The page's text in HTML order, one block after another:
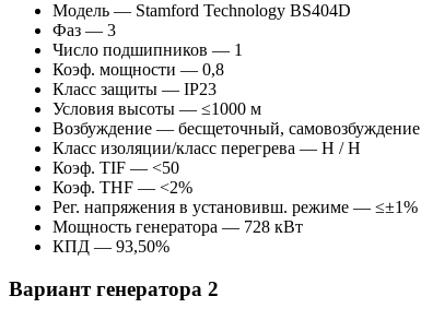
Модель — Stamford Technology BS404D
Фаз — 3
Число подшипников — 1
Коэф. мощности — 0,8
Класс защиты — IP23
Условия высоты — ≤1000 м
Возбуждение — бесщеточный, самовозбуждение
Класс изоляции/класс перегрева — H / H
Коэф. TIF — <50
Коэф. THF — <2%
Рег. напряжения в установивш. режиме — ≤±1%
Мощность генератора — 728 кВт
КПД — 93,50%
Вариант генератора 2